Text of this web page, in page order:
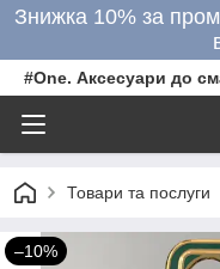
Знижка 10% за
#One. Аксесуари до
Товари та послуги
–10%